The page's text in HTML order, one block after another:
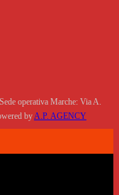
operativa Marche: Via A.
by A.P. AGENCY